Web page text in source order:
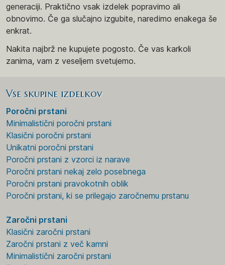
generaciji. Praktično vsak izdelek popravimo ali
obnovimo. Če ga slučajno izgubite, naredimo enakega še
enkrat.
Nakita najbrž ne kupujete pogosto. Če vas karkoli
zanima, vam z veseljem svetujemo.
Vse skupine izdelkov
Poročni prstani
Minimalistični poročni prstani
Klasični poročni prstani
Unikatni poročni prstani
Poročni prstani z vzorci iz narave
Poročni prstani nekaj zelo posebnega
Poročni prstani pravokotnih oblik
Poročni prstani, ki se prilegajo zaročnemu prstanu
Zaročni prstani
Klasični zaročni prstani
Zaročni prstani z več kamni
Minimalistični zaročni prstani